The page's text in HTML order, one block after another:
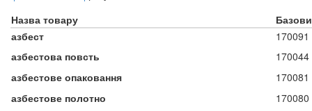
Назва товару
азбест
170091
азбестова повсть
170044
азбестове опаковання
170081
азбестове полотно
170080